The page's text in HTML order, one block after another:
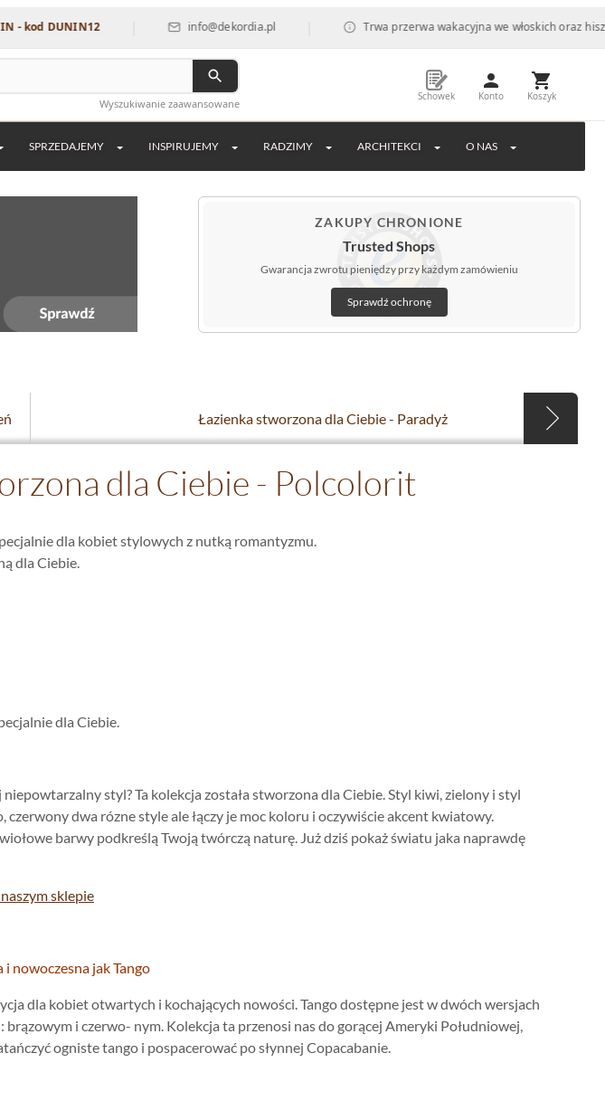
DUNIN12 | info@dekordia.pl | Trwa przerwa wakacyjna we włoskich oraz
Wyszukiwanie zaawansowane
Schowek Konto Koszyk
SPRZEDAJEMY INSPIRUJEMY RADZIMY ARCHITEKCI O NAS
ZAKUPY CHRONIONE
Trusted Shops
Gwarancja zwrotu pieniędzy przy każdym zamówieniu
Sprawdź ochronę
Łazienka stworzona dla Ciebie - Paradyż
dla Ciebie - Polcolorit
dla kobiet stylowych z nutką romantyzmu.
dla Ciebie.
dla Ciebie.
niepowtarzalny styl? Ta kolekcja została stworzona dla Ciebie. Styl kiwi, zielony i styl
czerwony dwa rózne style ale łączy je moc koloru i oczywiście akcent kwiatowy.
barwy podkreślą Twoją twórczą naturę. Już dziś pokaż światu jaka naprawdę
sklepie
nowoczesna jak Tango
dla kobiet otwartych i kochających nowości. Tango dostępne jest w dwóch wersjach
brązowym i czerwo- nym. Kolekcja ta przenosi nas do gorącej Ameryki Południowej,
ogniste tango i pospacerować po słynnej Copacabanie.